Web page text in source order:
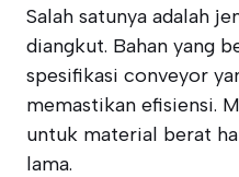
Salah satunya adalah
diangkut. Bahan yang
spesifikasi conveyor
memastikan efisiensi.
untuk material berat
lama.